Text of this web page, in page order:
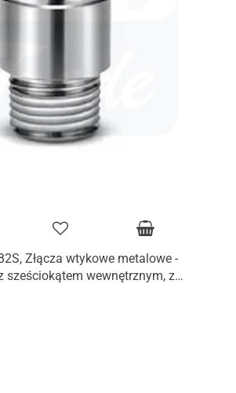
Złącza wtykowe metalowe -
sześciokątem wewnętrznym, z